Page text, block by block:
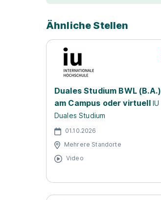
Ähnliche Stellen
Duales Studium BWL (B.A.)
am Campus oder virtuell IU
Duales Studium
01.10.2026
Mehrere Standorte
Video